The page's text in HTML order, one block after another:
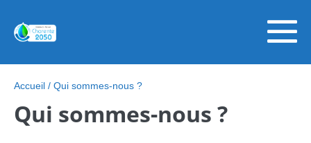
content
contenu
Accueil / Qui sommes-nous ?
Qui sommes-nous ?